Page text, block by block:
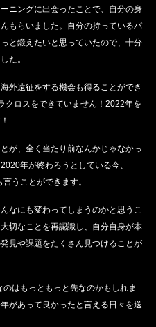
ニングに出会ったことで、自分の身
もらいました。自分の持っているパ
と鍛えたいと思っていたので、十分
た。
外遠征をする機会も得ることができ
クロスをできていません！2022年を
が、全く当たり前なんかじゃなかっ
年が終わろうとしている今、
うことができます。
なにも変わってしまうのかと思うこ
切なことを再認識し、自分自身が本
見や課題をたくさん見つけることが
はもっともっと先なのかもしれま
があって良かったと言える日々を送